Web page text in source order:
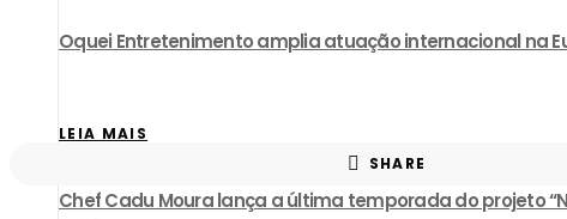
Oquei Entretenimento amplia atuação internacional na
LEIA MAIS
​Chef Cadu Moura lança a última temporada do projeto
SHARE